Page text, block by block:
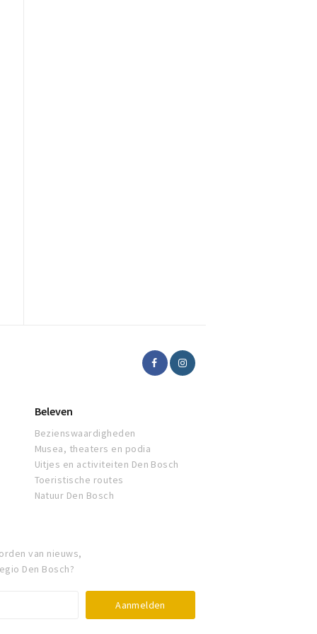
Beleven
Bezienswaardigheden
Musea, theaters en podia
Uitjes en activiteiten Den Bosch
Toeristische routes
Natuur Den Bosch
van nieuws,
Den Bosch?